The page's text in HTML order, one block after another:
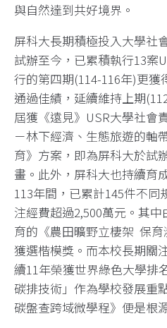
與自然達到共好境界。
屏科大長期積極投入大學社
試辦至今，已累積執行13案
行的第四期(114-116年)更獲
通過佳績，延續維持上期
屆獲《遠見》USR大學社會
－林下經濟、生態旅遊的軸
育》方案，即為屏科大於試
畫。此外，屏科大也持續育
113年間，已累計145件不同
注經費超過2,500萬元。其
育的《農田曠野立棲架 保
獲選楷模獎。而本校長期關
續11年榮獲世界綠色大學排
碳排技術」作為學校發展重
碳盤查跨域微學程》便是根